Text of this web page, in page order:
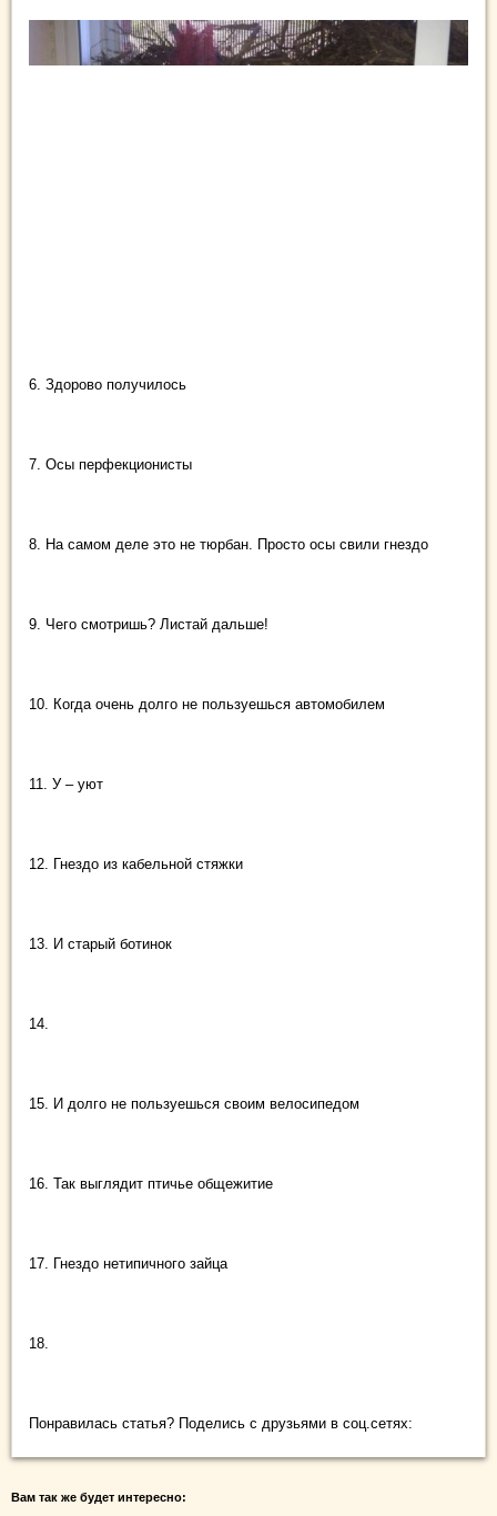
6. Здорово получилось
7. Осы перфекционисты
8. На самом деле это не тюрбан. Просто осы свили гнездо
9. Чего смотришь? Листай дальше!
10. Когда очень долго не пользуешься автомобилем
11. У – уют
12. Гнездо из кабельной стяжки
13. И старый ботинок
14.
15. И долго не пользуешься своим велосипедом
16. Так выглядит птичье общежитие
17. Гнездо нетипичного зайца
18.
Понравилась статья? Поделись с друзьями в соц.сетях:
Вам так же будет интересно: